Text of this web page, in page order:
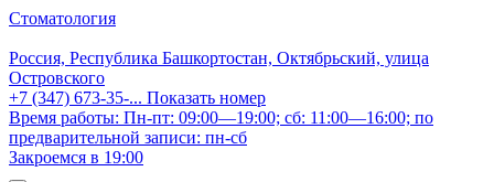
Стоматология
Россия, Республика Башкортостан, Октябрьский, улица
Островского
+7 (347) 673-35-... Показать номер
Время работы: Пн-пт: 09:00—19:00; сб: 11:00—16:00; по
предварительной записи: пн-сб
Закроемся в 19:00